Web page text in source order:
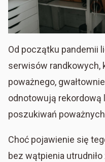
Od początku pandemii
serwisów randkowych,
poważnego,
odnotowują rekordową
poszukiwań
Choć pojawienie się
bez wątpienia